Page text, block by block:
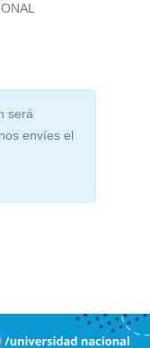
será
envíes el